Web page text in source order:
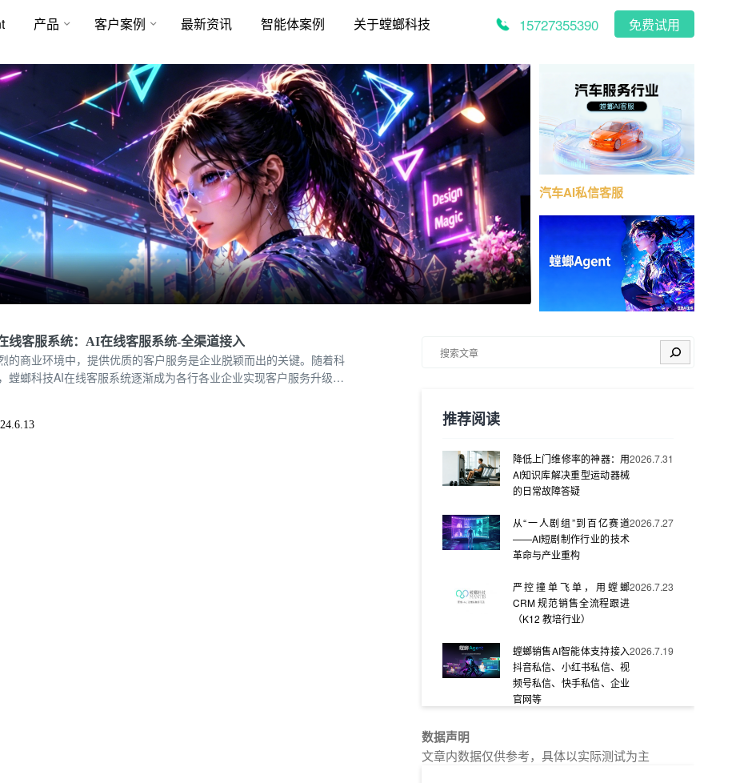
产品 客户案例 最新资讯 智能体案例 关于螳螂科技 15727355390 免费试用
汽车AI私信客服
线客服系统：AI在线客服系统-全渠道接入
的商业环境中，提供优质的客户服务是企业脱颖而出的关键。随着科
螳螂科技AI在线客服系统逐渐成为各行各业企业实现客户服务升级的
搜索
推荐阅读
降低上门维修率的神器：用
AI知识库解决重型运动器械
的日常故障答疑
2026.7.31
从“一人剧组”到百亿赛道
——AI短剧制作行业的技术
革命与产业重构
2026.7.27
严控撞单飞单，用螳螂
CRM 规范销售全流程跟进
（K12 教培行业）
2026.7.23
螳螂销售AI智能体支持接入
抖音私信、小红书私信、视
频号私信、快手私信、企业
官网等
2026.7.19
素质教育定制，获客+服务
数据声明
文章内数据仅供参考，具体以实际测试为主